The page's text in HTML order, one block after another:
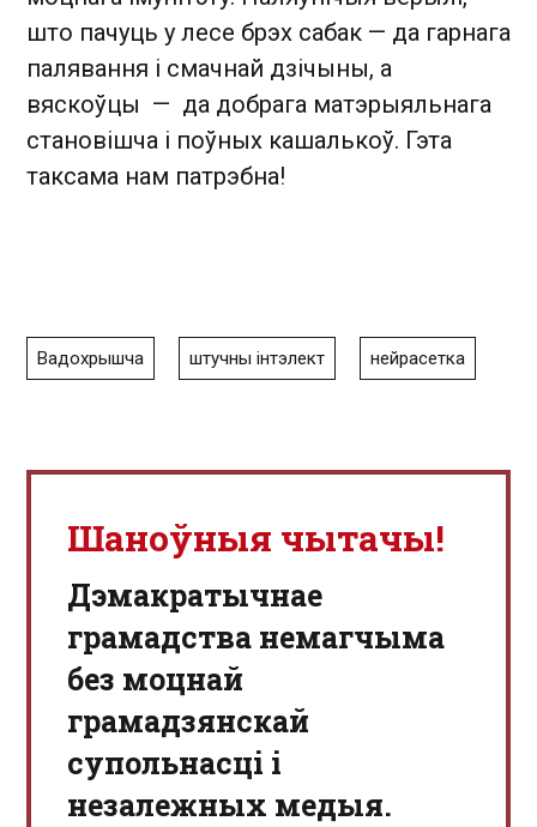
што пачуць у лесе брэх сабак — да гарнага
палявання і смачнай дзічыны, а
вяскоўцы — да добрага матэрыяльнага
становішча і поўных кашалькоў. Гэта
таксама нам патрэбна!
Вадохрышча штучны інтэлект нейрасетка
Шаноўныя чытачы!
Дэмакратычнае
грамадства немагчыма
без моцнай
грамадзянскай
супольнасці і
незалежных медыя.